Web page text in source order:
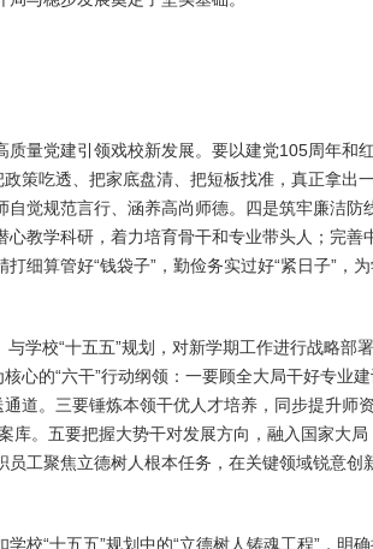
量党建引领戏校新发展。要以建党105周年
策吃透、把家底盘清、把短板找准，真正拿
觉规范言行、涵养高尚师德。四是筑牢廉洁
教学科研，着力培育骨干和专业带头人；完
细算管好“钱袋子”，勤俭务实过好“紧日子”，为
学校“十五五”规划，对新学期工作进行战略
心的“六干”行动纲领：一要顾全大局干好专业
道。三要锤炼本领干优人才培养，同步提升师
库。五要把握大势干对发展方向，融入国家大
工聚焦立德树人根本任务，在关键领域锐意创
校“十五五”规划中的“立德树人铸魂工程”，明